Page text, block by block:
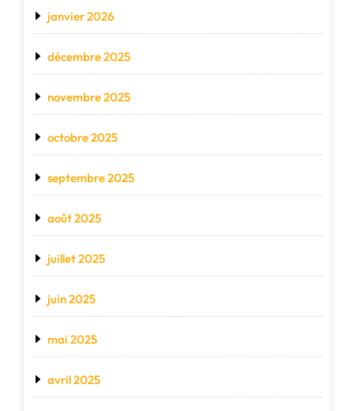
janvier 2026
décembre 2025
novembre 2025
octobre 2025
septembre 2025
août 2025
juillet 2025
juin 2025
mai 2025
avril 2025